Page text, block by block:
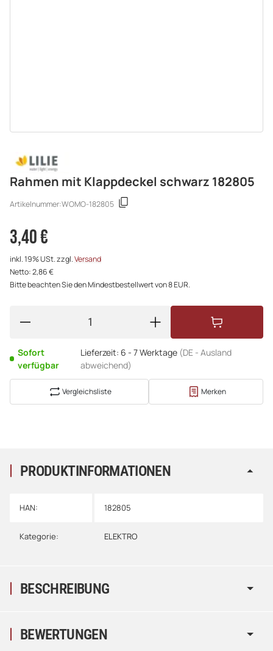
Rahmen mit Klappdeckel schwarz 182805
Artikelnummer:WOMO-182805
3,40 €
inkl. 19% USt. zzgl.Versand
Netto: 2,86 €
Bitte beachten Sie den Mindestbestellwert von 8 EUR.
Sofort
verfügbar
Lieferzeit: 6 - 7 Werktage (DE - Ausland
abweichend)
Vergleichsliste Merken
PRODUKTINFORMATIONEN
HAN: 182805
Kategorie: ELEKTRO
BESCHREIBUNG
BEWERTUNGEN